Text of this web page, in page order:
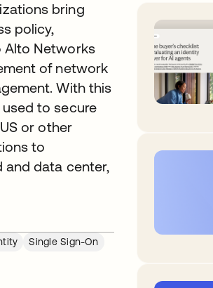
bring
policy,
Alto Networks
of network
With this
to secure
or other
to
and data center,
Single Sign-On